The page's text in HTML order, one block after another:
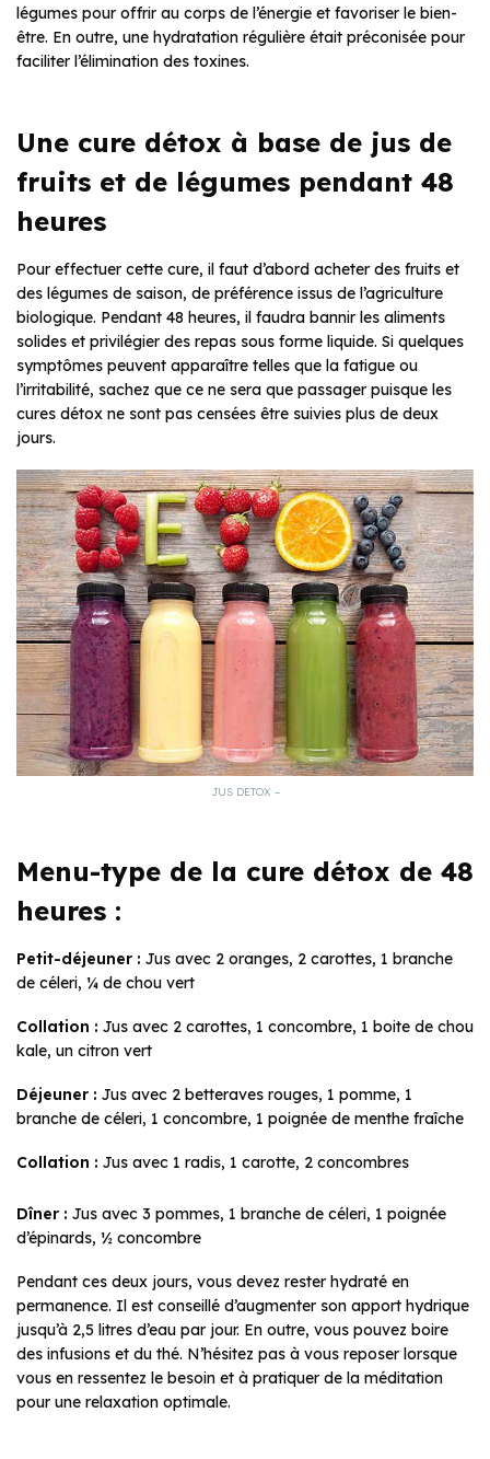
légumes pour offrir au corps de l’énergie et favoriser le bien-
être. En outre, une hydratation régulière était préconisée pour
faciliter l’élimination des toxines.
Une cure détox à base de jus de
fruits et de légumes pendant 48
heures
Pour effectuer cette cure, il faut d’abord acheter des fruits et
des légumes de saison, de préférence issus de l’agriculture
biologique. Pendant 48 heures, il faudra bannir les aliments
solides et privilégier des repas sous forme liquide. Si quelques
symptômes peuvent apparaître telles que la fatigue ou
l’irritabilité, sachez que ce ne sera que passager puisque les
cures détox ne sont pas censées être suivies plus de deux
jours.
JUS DETOX –
Menu-type de la cure détox de 48
heures :
Petit-déjeuner : Jus avec 2 oranges, 2 carottes, 1 branche
de céleri, ¼ de chou vert
Collation : Jus avec 2 carottes, 1 concombre, 1 boite de chou
kale, un citron vert
Déjeuner : Jus avec 2 betteraves rouges, 1 pomme, 1
branche de céleri, 1 concombre, 1 poignée de menthe fraîche
Collation : Jus avec 1 radis, 1 carotte, 2 concombres
Dîner : Jus avec 3 pommes, 1 branche de céleri, 1 poignée
d’épinards, ½ concombre
Pendant ces deux jours, vous devez rester hydraté en
permanence. Il est conseillé d’augmenter son apport hydrique
jusqu’à 2,5 litres d’eau par jour. En outre, vous pouvez boire
des infusions et du thé. N’hésitez pas à vous reposer lorsque
vous en ressentez le besoin et à pratiquer de la méditation
pour une relaxation optimale.